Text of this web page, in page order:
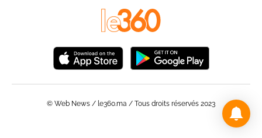
© Web News / le360.ma / Tous droits réservés 2023